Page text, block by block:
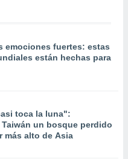
emociones fuertes: estas
están hechas para
toca la luna":
un bosque perdido
más alto de Asia